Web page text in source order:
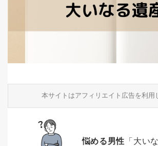
本サイトはアフィリエイト広告を利用
悩める男性 「大い